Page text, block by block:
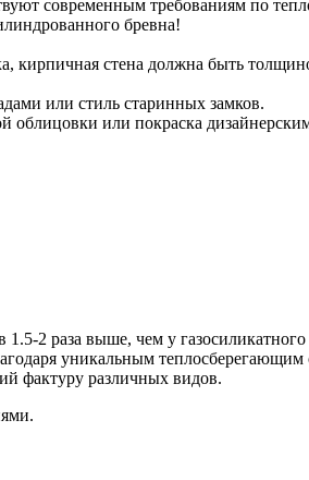
современным требованиям по
бревна!
кирпичная стена должна быть
или стиль старинных замков.
или покраска
2 раза выше, чем у
уникальным теплосберегающим
фактуру различных видов.